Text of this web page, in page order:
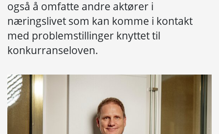
også å omfatte andre aktører i
næringslivet som kan komme i kontakt
med problemstillinger knyttet til
konkurranseloven.